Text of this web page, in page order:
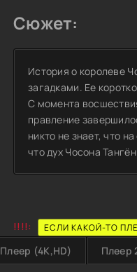
Сюжет:
История о королеве
загадками. Ее
С момента
правление
никто не знает, что
что дух Чосона
!!!!: ЕСЛИ КАКОЙ-ТО
Плеер (4K,HD) Плеер